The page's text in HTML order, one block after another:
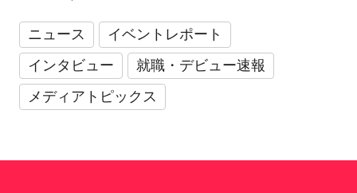
ニュース
イベントレポート
インタビュー
就職・デビュー速報
メディアトピックス